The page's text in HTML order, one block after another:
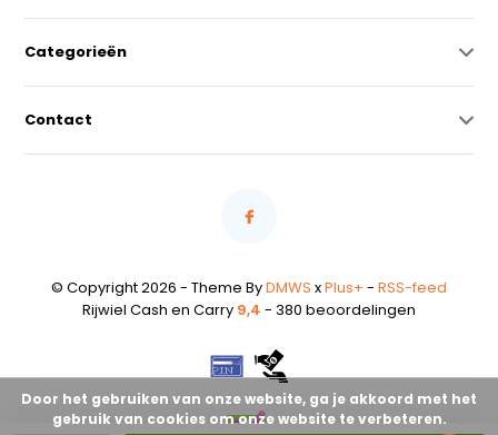
Categorieën
Contact
© Copyright 2026 - Theme ByDMWS xPlus+ - RSS-feed
Rijwiel Cash en Carry 9,4 - 380 beoordelingen
Door het gebruiken van onze website, ga je akkoord met het
gebruik van cookies om onze website te verbeteren.